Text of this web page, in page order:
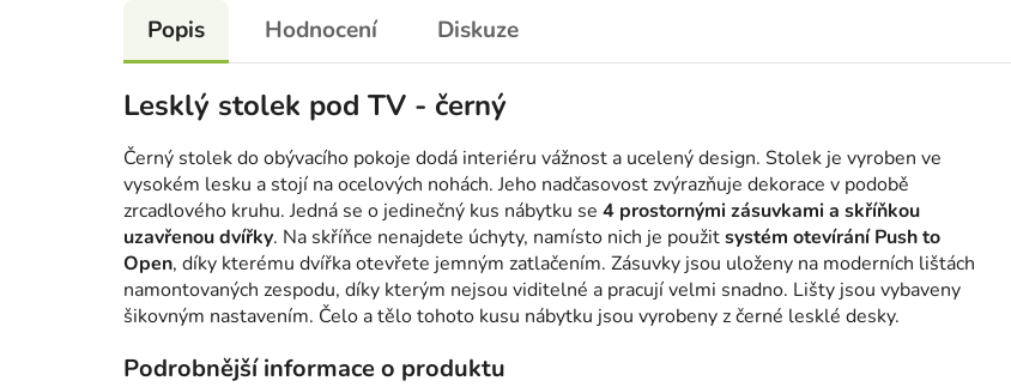
Popis Hodnocení Diskuze
Lesklý stolek pod TV - černý
Černý stolek do obývacího pokoje dodá interiéru vážnost a ucelený design. Stolek je vyroben ve
vysokém lesku a stojí na ocelových nohách. Jeho nadčasovost zvýrazňuje dekorace v podobě
zrcadlového kruhu. Jedná se o jedinečný kus nábytku se 4 prostornými zásuvkami a skříňkou
uzavřenou dvířky. Na skříňce nenajdete úchyty, namísto nich je použitsystém otevírání Push to
Open, díky kterému dvířka otevřete jemným zatlačením. Zásuvky jsou uloženy na moderních lištách
namontovaných zespodu, díky kterým nejsou viditelné a pracují velmi snadno. Lišty jsou vybaveny
šikovným nastavením. Čelo a tělo tohoto kusu nábytku jsou vyrobeny z černé lesklé desky.
Podrobnější informace o produktu